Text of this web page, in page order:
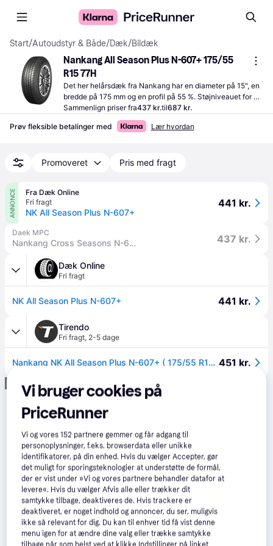
Start/Autoudstyr & Både/Dæk/Bildæk
Nankang All Season Plus N-607+ 175/55
R15 77H
Det her helårsdæk fra Nankang har en diameter på 15", en
bredde på 175 mm og en profil på 55 %. Støjniveauet for
dækket er 71 dB (75 dB svarer til lyden fra en
vaskemaskine ved centrifugering).
Sammenlign priser fra437 kr.til687 kr.
Prøv fleksible betalinger med Lær hvordan
Promoveret Pris med fragt
ANNONCE
Fra Dæk Online
Fri fragt
NK All Season Plus N-607+
441 kr.
Daek MPC
Nankang Cross Seasons N-607+ 175/55R15 77H 437 kr.
Dæk Online
Fri fragt
NK All Season Plus N-607+ 441 kr.
Tirendo
Fri fragt, 2-5 dage
Nankang NK All Season Plus N-607+ ( 175/55 R15 77H ) 451 kr.
Annonce
Vi bruger cookies på
PriceRunner
Vi og vores152 partnere gemmer og får adgang til
personoplysninger, f.eks. browserdata eller unikke
identifikatorer, på din enhed. Hvis du vælger Accepter, gør
det muligt for sporingsteknologier at understøtte de formål,
der er vist under »Vi og vores partnere behandler datafor at
levere«. Hvis du vælger Afvis alle eller trækker dit
samtykke tilbage, deaktiveres de. Hvis trackere er
deaktiveret, er noget indhold og annoncer, du ser, muligvis
ikke så relevant for dig. Du kan til enhver tid få vist denne
menu igen for at ændre dine valg eller trække samtykke